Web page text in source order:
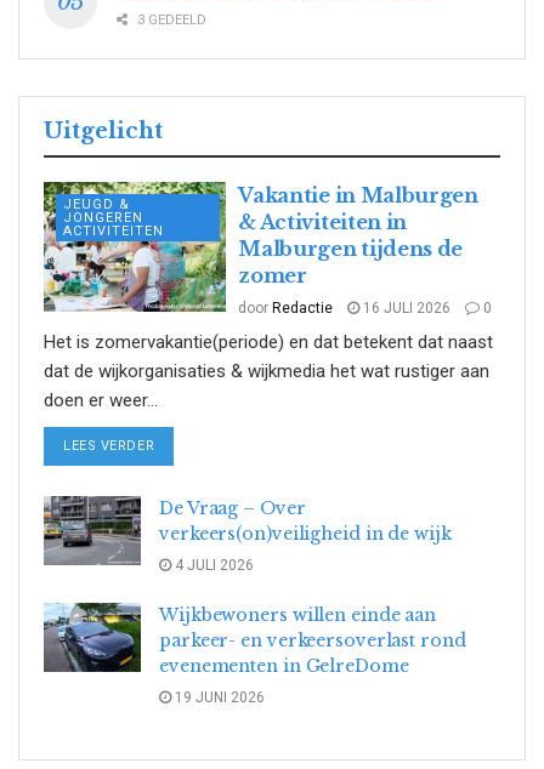
3 GEDEELD
Uitgelicht
JEUGD &
JONGEREN
ACTIVITEITEN
Vakantie in Malburgen
& Activiteiten in
Malburgen tijdens de
zomer
door Redactie 16 JULI 2026 0
Het is zomervakantie(periode) en dat betekent dat naast
dat de wijkorganisaties & wijkmedia het wat rustiger aan
doen er weer...
LEES VERDER
De Vraag – Over
verkeers(on)veiligheid in de wijk
4 JULI 2026
Wijkbewoners willen einde aan
parkeer- en verkeersoverlast rond
evenementen in GelreDome
19 JUNI 2026